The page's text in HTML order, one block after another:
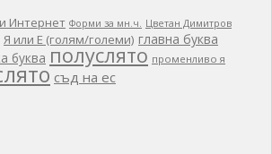
Интернет Форми за мн.ч. Цветан Димитров
Я или Е (голям/големи) главна буква
буква полуслято променливо я
съд на ес